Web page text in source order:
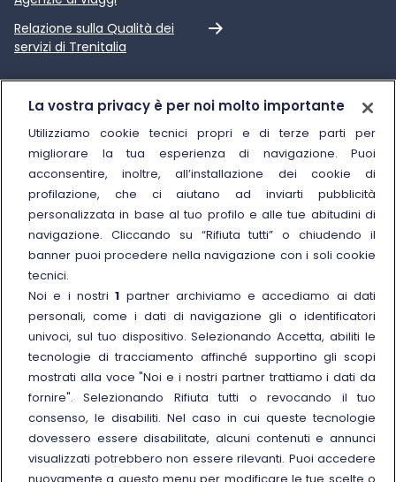
Relazione sulla Qualità dei
servizi di Trenitalia
Link esterno
Chi siamo
Sostenibilità
Trenitalia for Business
Manuale di Conservazione
Link esterno
Carriere
Link esterno
La Freccia Mag
Link esterno
Noleggia un treno charter
Viaggi di gruppo
Seguici sui social
La vostra privacy è per noi molto importante
Utilizziamo cookie tecnici propri e di terze parti per
migliorare la tua esperienza di navigazione. Puoi
acconsentire, inoltre, all’installazione dei cookie di
profilazione, che ci aiutano ad inviarti pubblicità
personalizzata in base al tuo profilo e alle tue abitudini di
navigazione. Cliccando su “Rifiuta tutti” o chiudendo il
banner puoi procedere nella navigazione con i soli cookie
tecnici.
Noi e i nostri1 partner archiviamo e accediamo ai dati
personali, come i dati di navigazione gli o identificatori
univoci, sul tuo dispositivo. Selezionando Accetta, abiliti le
tecnologie di tracciamento affinché supportino gli scopi
mostrati alla voce "Noi e i nostri partner trattiamo i dati da
fornire". Selezionando Rifiuta tutti o revocando il tuo
consenso, le disabiliti. Nel caso in cui queste tecnologie
dovessero essere disabilitate, alcuni contenuti e annunci
visualizzati potrebbero non essere rilevanti. Puoi accedere
nuovamente a questo menu per modificare le tue scelte o